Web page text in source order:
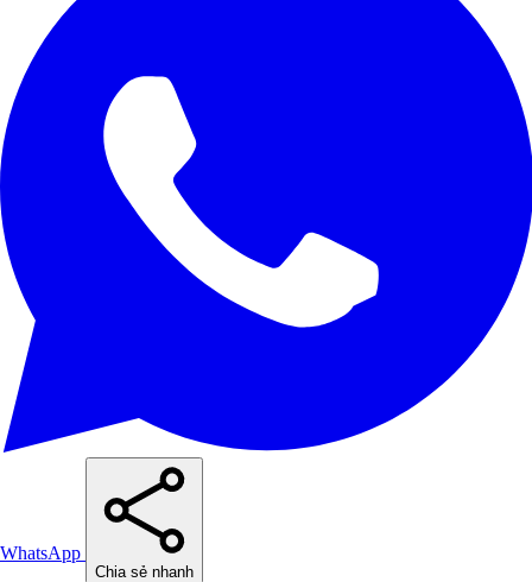
WhatsApp
Chia sẻ nhanh